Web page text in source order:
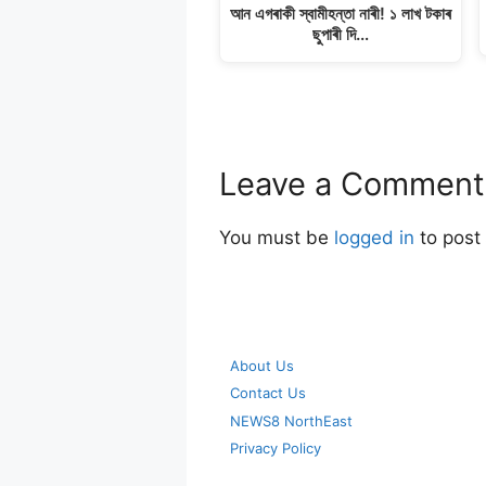
আন এগৰাকী স্বামীহন্তা নাৰী! ১ লাখ টকাৰ
ছুপাৰী দি…
Leave a Comment
You must be logged in to post
About Us
Contact Us
NEWS8 NorthEast
Privacy Policy